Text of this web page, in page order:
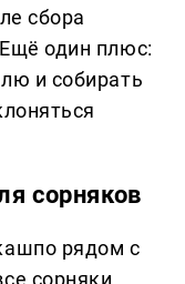
сбора
один плюс:
и собирать
сорняков
рядом с